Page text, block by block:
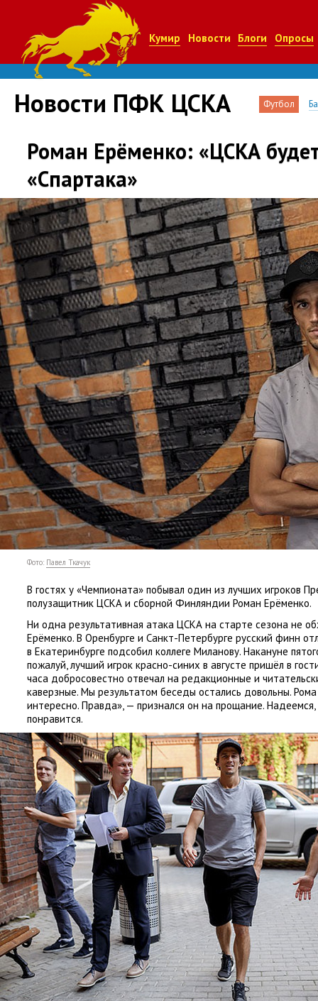
Кумир Новости Блоги Опросы
Новости ПФК ЦСКА Футбол
Роман Ерёменко: «ЦСКА
«Спартака»
Фото: Павел Ткачук
В гостях у «Чемпионата» побывал один из лучших игроков
полузащитник ЦСКА и сборной Финляндии Роман Ерёменко.
Ни одна результативная атака ЦСКА на старте сезона не
Ерёменко. В Оренбурге и Санкт-Петербурге русский финн
в Екатеринбурге подсобил коллеге Миланову. Накануне
пожалуй, лучший игрок красно-синих в августе пришёл в
часа добросовестно отвечал на редакционные и
каверзные. Мы результатом беседы остались довольны.
интересно. Правда», — признался он на прощание. Надеемся,
понравится.